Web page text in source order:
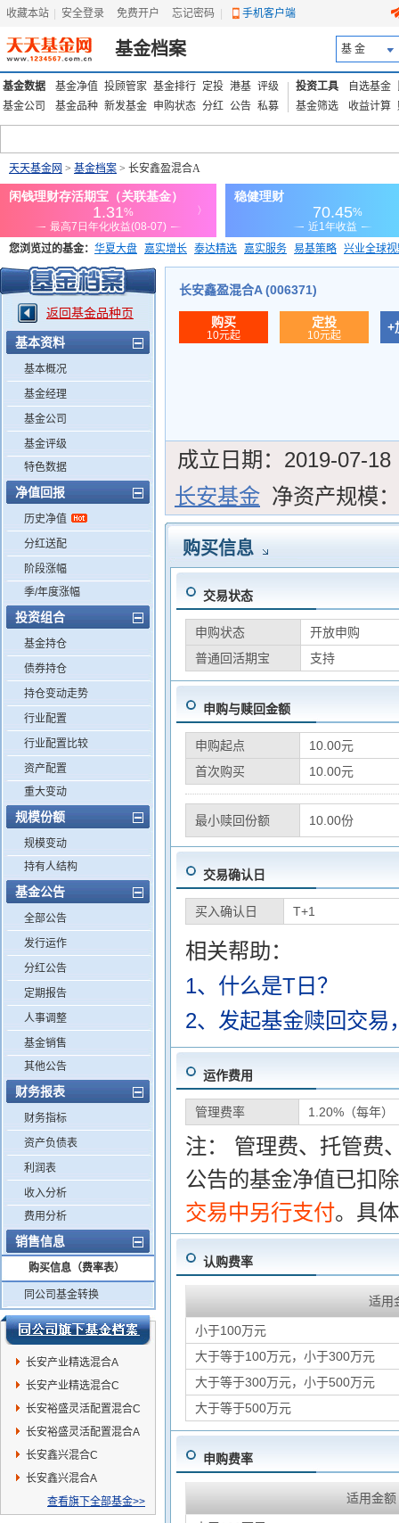
收藏本站 安全登录 免费开户 忘记密码 手机客户端
基金档案 基 金
基金数据 基金净值 投顾管家 基金排行 定投 港基 评级
基金公司
基金品种 新发基金 申购状态 分红 公告 私募
投资工具 自选基金
基金筛选
收益计算
天天基金网 > 基金档案 > 长安鑫盈混合A
您浏览过的基金： 华夏大盘 嘉实增长 泰达精选 嘉实服务 易基策略 兴业全球
添富优势 华安宏利 上证180价值ETF
返回基金品种页
基本资料
基本概况
基金经理
基金公司
基金评级
特色数据
净值回报
历史净值
分红送配
阶段涨幅
季/年度涨幅
投资组合
基金持仓
债券持仓
持仓变动走势
行业配置
行业配置比较
资产配置
重大变动
规模份额
规模变动
持有人结构
基金公告
全部公告
发行运作
分红公告
定期报告
人事调整
基金销售
其他公告
财务报表
财务指标
资产负债表
利润表
收入分析
费用分析
销售信息
购买信息（费率表）
同公司基金转换
长安产业精选混合A
长安产业精选混合C
长安裕盛灵活配置混合C
长安裕盛灵活配置混合A
长安鑫兴混合C
长安鑫兴混合A
查看旗下全部基金>>
长安鑫盈混合A (006371)
购买
10元起
定投
10元起
+
成立日期： 2019-07-18
长安基金 净资产规模：
购买信息
交易状态
申购状态
开放申购
普通回活期宝
支持
申购与赎回金额
申购起点
10.00元
首次购买
10.00元
最小赎回份额 10.00份
交易确认日
买入确认日 T+1
相关帮助：
1、什么是T日？
2、发起基金赎回交易
运作费用
管理费率 1.20%（每年）
注： 管理费、托管费
公告的基金净值已扣
交易中另行支付。具
认购费率
适用
小于100万元
大于等于100万元，小于300万元
大于等于300万元，小于500万元
大于等于500万元
申购费率
适用金额